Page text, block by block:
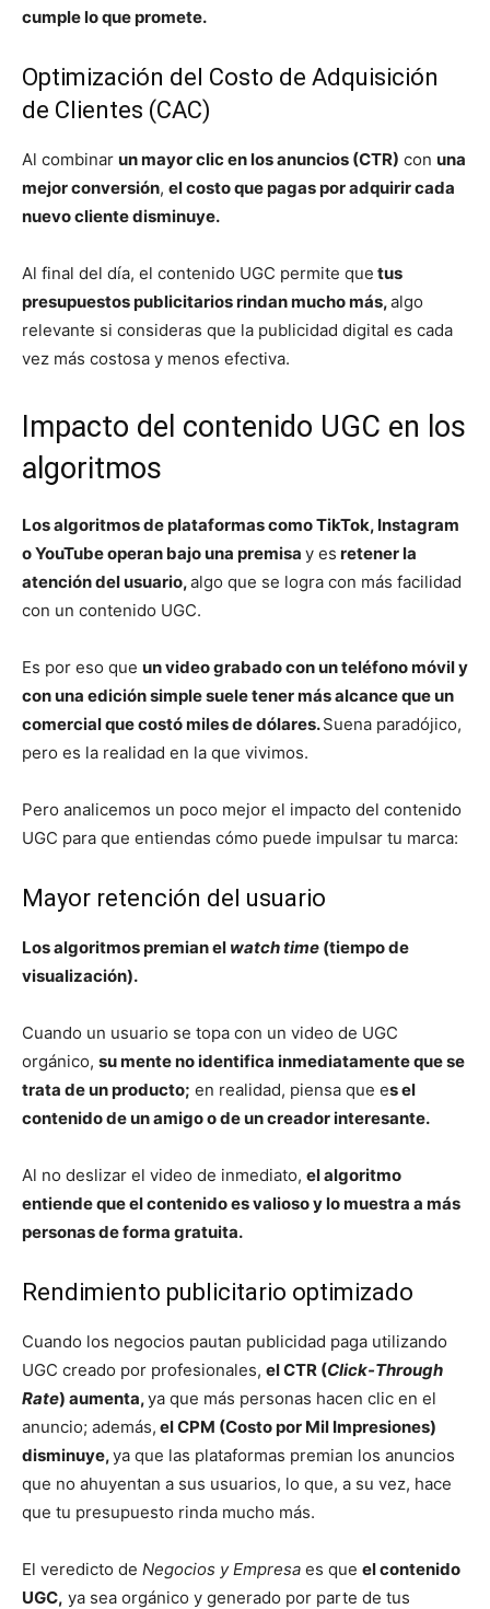
cumple lo que promete.
Optimización del Costo de Adquisición
de Clientes (CAC)
Al combinar un mayor clic en los anuncios (CTR) con una
mejor conversión, el costo que pagas por adquirir cada
nuevo cliente disminuye.
Al final del día, el contenido UGC permite que tus
presupuestos publicitarios rindan mucho más,algo
relevante si consideras que la publicidad digital es cada
vez más costosa y menos efectiva.
Impacto del contenido UGC en los
algoritmos
Los algoritmos de plataformas como TikTok, Instagram
o YouTube operan bajo una premisa y es retener la
atención del usuario,algo que se logra con más facilidad
con un contenido UGC.
Es por eso que un video grabado con un teléfono móvil y
con una edición simple suele tener más alcance que un
comercial que costó miles de dólares.Suena paradójico,
pero es la realidad en la que vivimos.
Pero analicemos un poco mejor el impacto del contenido
UGC para que entiendas cómo puede impulsar tu marca:
Mayor retención del usuario
Los algoritmos premian el watch time (tiempo de
visualización).
Cuando un usuario se topa con un video de UGC
orgánico, su mente no identifica inmediatamente que se
trata de un producto; en realidad, piensa que es el
contenido de un amigo o de un creador interesante.
Al no deslizar el video de inmediato, el algoritmo
entiende que el contenido es valioso y lo muestra a más
personas de forma gratuita.
Rendimiento publicitario optimizado
Cuando los negocios pautan publicidad paga utilizando
UGC creado por profesionales, el CTR (Click-Through
Rate) aumenta,ya que más personas hacen clic en el
anuncio; además, el CPM (Costo por Mil Impresiones)
disminuye,ya que las plataformas premian los anuncios
que no ahuyentan a sus usuarios, lo que, a su vez, hace
que tu presupuesto rinda mucho más.
El veredicto de Negocios y Empresa es que el contenido
UGC, ya sea orgánico y generado por parte de tus